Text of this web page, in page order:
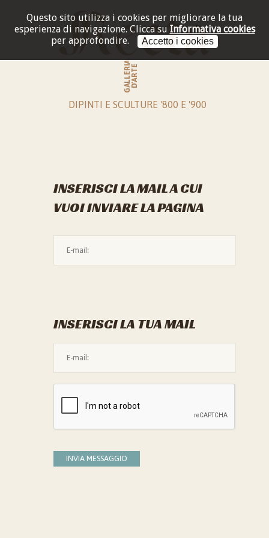
Questo sito utilizza i cookies per migliorare la tua
esperienza di navigazione. Clicca su Informativa cookies
per approfondire.
Accetto i cookies
GALLERIAD'ARTE
DIPINTI E SCULTURE '800 E '900
INSERISCI LA MAIL A CUI
VUOI INVIARE LA PAGINA
INSERISCI LA TUA MAIL
INVIA MESSAGGIO